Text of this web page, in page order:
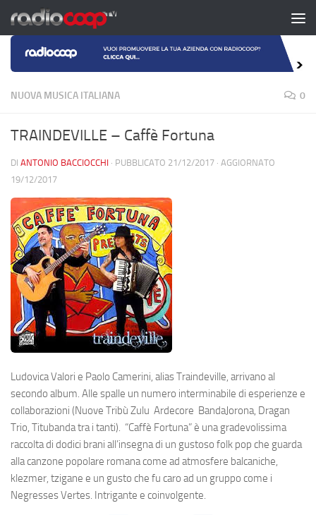
Salta al contenuto
NUOVA MUSICA ITALIANA 0
TRAINDEVILLE – Caffè Fortuna
DI ANTONIO BACCIOCCHI · PUBBLICATO 21/12/2017 · AGGIORNATO
19/12/2017
Ludovica Valori e Paolo Camerini, alias Traindeville, arrivano al
secondo album. Alle spalle un numero interminabile di esperienze e
collaborazioni (Nuove Tribù Zulu Ardecore BandaJorona, Dragan
Trio, Titubanda tra i tanti). “Caffè Fortuna” è una gradevolissima
raccolta di dodici brani all’insegna di un gustoso folk pop che guarda
alla canzone popolare romana come ad atmosfere balcaniche,
klezmer, tzigane e un gusto che fu caro ad un gruppo come i
Negresses Vertes. Intrigante e coinvolgente.